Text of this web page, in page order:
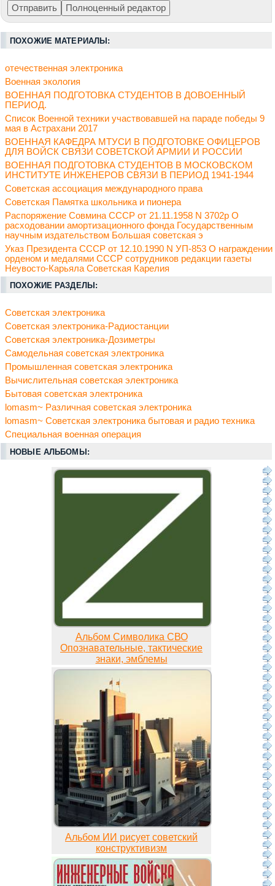
ПОХОЖИЕ МАТЕРИАЛЫ:
отечественная электроника
Военная экология
ВОЕННАЯ ПОДГОТОВКА СТУДЕНТОВ В ДОВОЕННЫЙ
ПЕРИОД.
Список Военной техники участвовавшей на параде победы 9
мая в Астрахани 2017
ВОЕННАЯ КАФЕДРА МТУСИ В ПОДГОТОВКЕ ОФИЦЕРОВ
ДЛЯ ВОЙСК СВЯЗИ СОВЕТСКОЙ АРМИИ И РОССИИ
ВОЕННАЯ ПОДГОТОВКА СТУДЕНТОВ В МОСКОВСКОМ
ИНСТИТУТЕ ИНЖЕНЕРОВ СВЯЗИ В ПЕРИОД 1941-1944
Советская ассоциация международного права
Советская Памятка школьника и пионера
Распоряжение Совмина СССР от 21.11.1958 N 3702р О
расходовании амортизационного фонда Государственным
научным издательством Большая советская э
Указ Президента СССР от 12.10.1990 N УП-853 О награждении
орденом и медалями СССР сотрудников редакции газеты
Неувосто-Карьяла Советская Карелия
ПОХОЖИЕ РАЗДЕЛЫ:
Советская электроника
Советская электроника-Радиостанции
Советская электроника-Дозиметры
Самодельная советская электроника
Промышленная советская электроника
Вычислительная советская электроника
Бытовая советская электроника
lomasm~ Различная советская электроника
lomasm~ Советская электроника бытовая и радио техника
Специальная военная операция
НОВЫЕ АЛЬБОМЫ:
Альбом Символика СВО
Опознавательные, тактические
знаки, эмблемы
Альбом ИИ рисует советский
конструктивизм